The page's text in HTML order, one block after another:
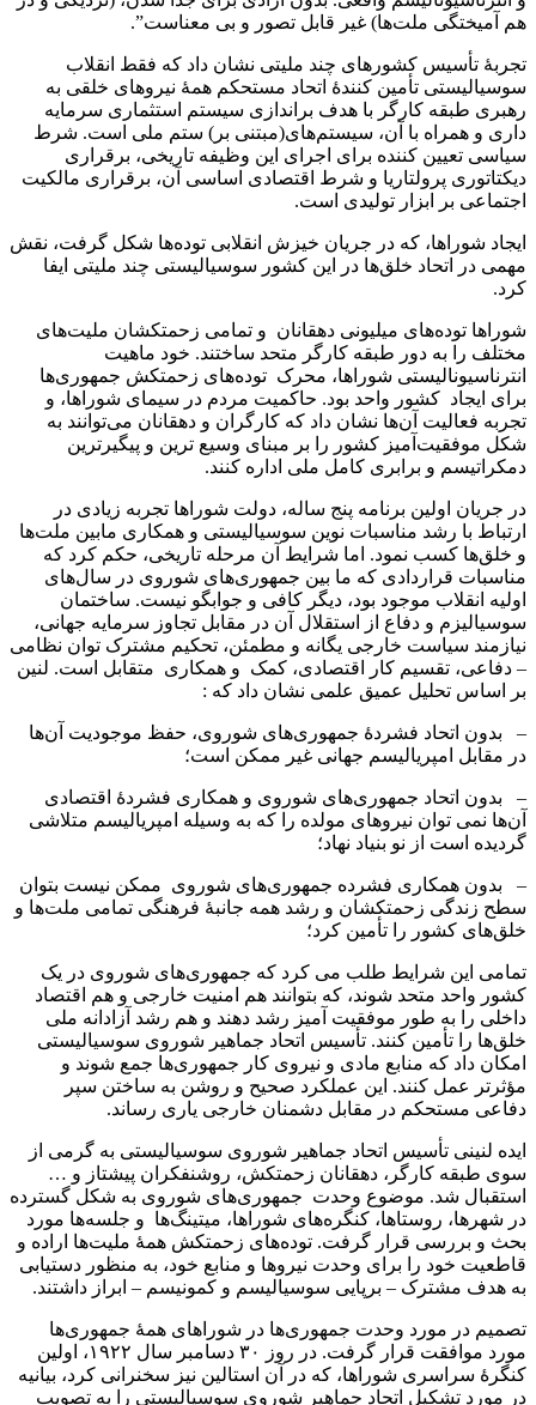
هم آمیختگی ملت‌ها) غیر قابل تصور و بی معناست”.
تجربهٔ تأسیس کشورهای چند ملیتی نشان داد که فقط انقلاب
سوسیالیستی تأمین کنندهٔ اتحاد مستحکم همۀ نیروهای خلقی به
رهبری طبقه کارگر با هدف براندازی سیستم استثماری سرمایه
داری و همراه با آن، سیستم‌های(مبتنی بر) ستم ملی است. شرط
سیاسی تعیین کننده برای اجرای این وظیفه تاریخی، برقراری
دیکتاتوری پرولتاریا و شرط اقتصادی اساسی آن، برقراری مالکیت
اجتماعی بر ابزار تولیدی است.
ایجاد شوراها، که در جریان خیزش انقلابی توده‌ها شکل گرفت، نقش
مهمی در اتحاد خلق‌ها در این کشور سوسیالیستی چند ملیتی ایفا
کرد.
شوراها توده‌های میلیونی دهقانان و تمامی زحمتکشان ملیت‌های
مختلف را به دور طبقه کارگر متحد ساختند. خود ماهیت
انترناسیونالیستی شوراها، محرک توده‌های زحمتکش جمهوری‌ها
برای ایجاد کشور واحد بود. حاکمیت مردم در سیمای شوراها، و
تجربه فعالیت آن‌ها نشان داد که کارگران و دهقانان می‌توانند به
شکل موفقیت‌آمیز کشور را بر مبنای وسیع ترین و پیگیرترین
دمکراتیسم و برابری کامل ملی اداره کنند.
در جریان اولین برنامه پنج ساله، دولت شوراها تجربه زیادی در
ارتباط با رشد مناسبات نوین سوسیالیستی و همکاری مابین ملت‌ها
و خلق‌ها کسب نمود. اما شرایط آن مرحله تاریخی، حکم کرد که
مناسبات قراردادی که ما بین جمهوری‌های شوروی در سال‌های
اولیه انقلاب موجود بود، دیگر کافی و جوابگو نیست. ساختمان
سوسیالیزم و دفاع از استقلال آن در مقابل تجاوز سرمایه جهانی،
نیازمند سیاست خارجی یگانه و مطمئن، تحکیم مشترک توان نظامی
– دفاعی، تقسیم کار اقتصادی، کمک و همکاری متقابل است. لنین
بر اساس تحلیل عمیق علمی نشان داد که :
– بدون اتحاد فشردهٔ جمهوری‌های شوروی، حفظ موجودیت آن‌ها
در مقابل امپریالیسم جهانی غیر ممکن است؛
– بدون اتحاد جمهوری‌های شوروی و همکاری فشردۀ اقتصادی
آن‌ها نمی توان نیروهای مولده را که به وسیله امپریالیسم متلاشی
گردیده است از نو بنیاد نهاد؛
– بدون همکاری فشرده جمهوری‌های شوروی ممکن نیست بتوان
سطح زندگی زحمتکشان و رشد همه جانبۀ فرهنگی تمامی ملت‌ها و
خلق‌های کشور را تأمین کرد؛
تمامی این شرایط طلب می کرد که جمهوری‌های شوروی در یک
کشور واحد متحد شوند، که بتوانند هم امنیت خارجی و هم اقتصاد
داخلی را به طور موفقیت آمیز رشد دهند و هم رشد آزادانه ملی
خلق‌ها را تأمین کنند. تأسیس اتحاد جماهیر شوروی سوسیالیستی
امکان داد که منابع مادی و نیروی کار جمهوری‌ها جمع شوند و
مؤثرتر عمل کنند. این عملکرد صحیح و روشن به ساختن سپر
دفاعی مستحکم در مقابل دشمنان خارجی یاری رساند.
ایده لنینی تأسیس اتحاد جماهیر شوروی سوسیالیستی به گرمی از
سوی طبقه کارگر، دهقانان زحمتکش، روشنفکران پیشتاز و …
استقبال شد. موضوع وحدت جمهوری‌های شوروی به شکل گسترده
در شهرها، روستاها، کنگره‌های شوراها، میتینگ‌ها و جلسه‌ها مورد
بحث و بررسی قرار گرفت. توده‌های زحمتکش همۀ ملیت‌ها اراده و
قاطعیت خود را برای وحدت نیروها و منابع خود، به منظور دستیابی
به هدف مشترک – برپایی سوسیالیسم و کمونیسم – ابراز داشتند.
تصمیم در مورد وحدت جمهوری‌ها در شوراهای همۀ جمهوری‌ها
مورد موافقت قرار گرفت. در روز ۳۰ دسامبر سال ۱۹۲۲، اولین
کنگرهٔ سراسری شوراها، که در آن استالین نیز سخنرانی کرد، بیانیه
در مورد تشکیل اتحاد جماهیر شوروی سوسیالیستی را به تصویب